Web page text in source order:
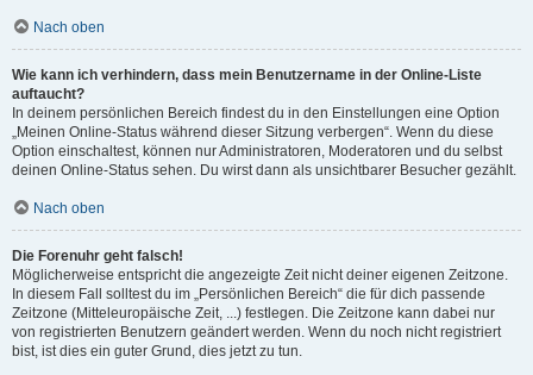
Nach oben
Wie kann ich verhindern, dass mein Benutzername in der Online-Liste
auftaucht?
In deinem persönlichen Bereich findest du in den Einstellungen eine Option
„Meinen Online-Status während dieser Sitzung verbergen“. Wenn du diese
Option einschaltest, können nur Administratoren, Moderatoren und du selbst
deinen Online-Status sehen. Du wirst dann als unsichtbarer Besucher gezählt.
Nach oben
Die Forenuhr geht falsch!
Möglicherweise entspricht die angezeigte Zeit nicht deiner eigenen Zeitzone.
In diesem Fall solltest du im „Persönlichen Bereich“ die für dich passende
Zeitzone (Mitteleuropäische Zeit, ...) festlegen. Die Zeitzone kann dabei nur
von registrierten Benutzern geändert werden. Wenn du noch nicht registriert
bist, ist dies ein guter Grund, dies jetzt zu tun.